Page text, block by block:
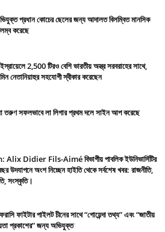
প্রধান কোচের ছেলের জন্য আদালত বিলম্বিত মানসিক
করেছে
2,500 টিরও বেশি ভারতীয় অস্ত্র সরবরাহের সাথে,
নেতানিয়াহুর সহযোগী স্বীকার করেছেন
তরুণ সফলভাবে লা লিগার প্রথম দলে সাইন আপ করেছে
Didier Fils-Aimé বিভাগীয় পাবলিক ইউনিভার্সিটির
উদযাপনে অংশ নিচ্ছেন হাইতি থেকে সর্বশেষ খবর: রাজনীতি,
সংস্কৃতি।
ফাইটার পাইলট চীনের সাথে “গোয়েন্দা তথ্য” এবং “জাতীয়
প্রকাশের” জন্য অভিযুক্ত